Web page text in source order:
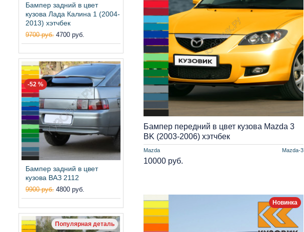
Бампер задний в цвет
кузова Лада Калина 1 (2004-
2013) хэтчбек
9700 руб. 4700 руб.
-52 %
Бампер задний в цвет
кузова ВАЗ 2112
9900 руб. 4800 руб.
Популярная деталь
Mazda Mazda-3
Бампер передний в цвет кузова Mazda 3
BK (2003-2006) хэтчбек
10000 руб.
Новинка